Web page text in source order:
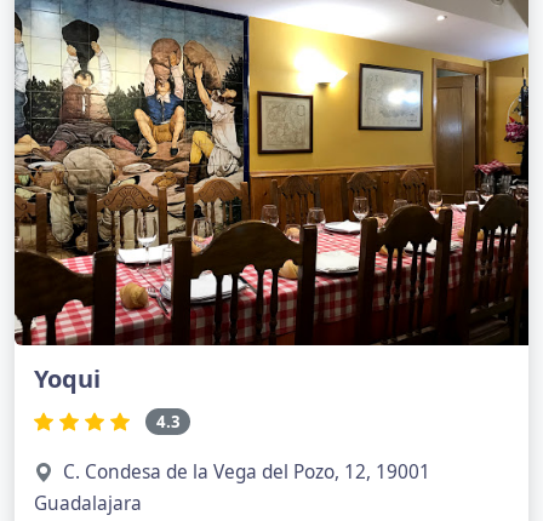
Yoqui
4.3
C. Condesa de la Vega del Pozo, 12, 19001
Guadalajara